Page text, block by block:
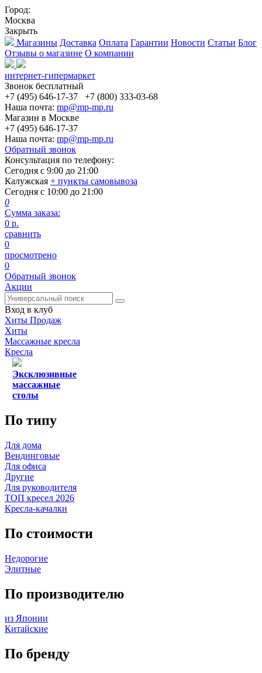
Город:
Москва
Закрыть
Магазины Доставка Оплата Гарантии Новости Статьи Блог
Отзывы о магазине О компании
интернет-гипермаркет
Звонок бесплатный
+7 (495) 646-17-37
+7 (800) 333-03-68
Наша почта: mp@mp-mp.ru
Магазин в Москве
+7 (495) 646-17-37
Наша почта: mp@mp-mp.ru
Обратный звонок
Консультация по телефону:
Сегодня с 9:00 до 21:00
Калужская + пункты самовывоза
Сегодня с 10:00 до 21:00
0
Сумма заказа:
0 р.
сравнить
0
просмотрено
0
Обратный звонок
Акции
Вход в клуб
Хиты Продаж
Хиты
Массажные кресла
Кресла
Эксклюзивные
массажные
столы
По типу
Для дома
Вендинговые
Для офиса
Другие
Для руководителя
ТОП кресел 2026
Кресла-качалки
По стоимости
Недорогие
Элитные
По производителю
из Японии
Китайские
По бренду